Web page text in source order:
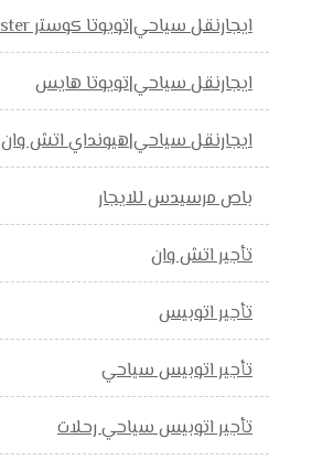
ايجارنقل سياحي|تويوتا كوستر ToyotaCoaster
ايجارنقل سياحي|تويوتا هايس
ايجارنقل سياحي|هيونداي اتش وان
باص مرسيدس للايجار
تأجير اتش وان
تأجير اتوبيس
تأجير اتوبيس سياحي
تأجير اتوبيس سياحي رحلات